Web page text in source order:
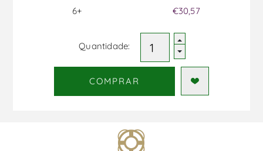
6+
€30,57
Quantidade:
COMPRAR